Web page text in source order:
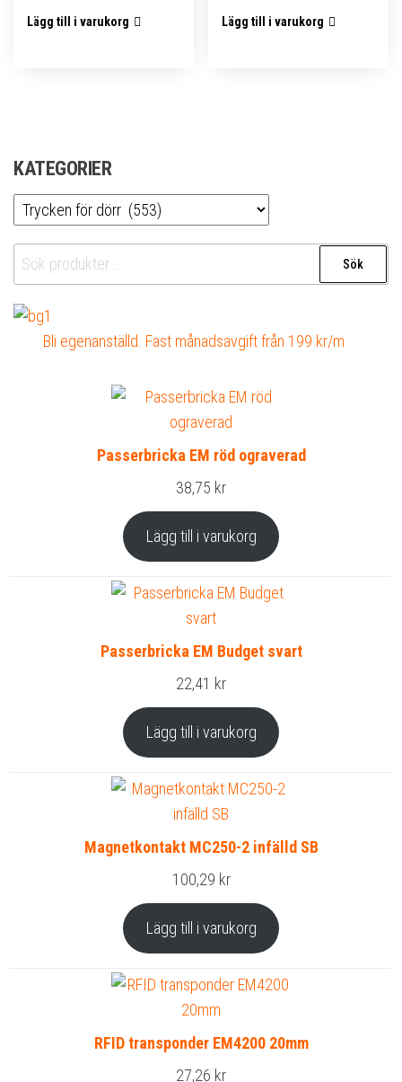
Lägg till i varukorg Lägg till i varukorg
KATEGORIER
Sök
efter:
Sök
Bli egenanställd. Fast månadsavgift från 199 kr/m
Passerbricka EM röd ograverad
38,75 kr
Lägg till i varukorg
Passerbricka EM Budget svart
22,41 kr
Lägg till i varukorg
Magnetkontakt MC250-2 infälld SB
100,29 kr
Lägg till i varukorg
RFID transponder EM4200 20mm
27,26 kr